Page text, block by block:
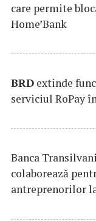
care permite
Home’Bank
BRD extinde
serviciul RoPay
Banca
colaborează
antreprenorilor